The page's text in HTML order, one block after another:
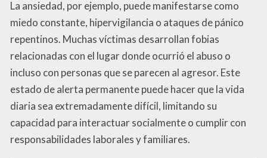
La ansiedad, por ejemplo, puede manifestarse como
miedo constante, hipervigilancia o ataques de pánico
repentinos. Muchas víctimas desarrollan fobias
relacionadas con el lugar donde ocurrió el abuso o
incluso con personas que se parecen al agresor. Este
estado de alerta permanente puede hacer que la vida
diaria sea extremadamente difícil, limitando su
capacidad para interactuar socialmente o cumplir con
responsabilidades laborales y familiares.